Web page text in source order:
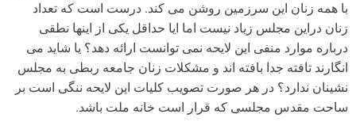
با همه زنان این سرزمین روشن می کند. درست است که تعداد
زنان دراین مجلس زیاد نیست اما ایا حداقل یکی از اینها نطقی
درباره موارد منفی این لایحه نمی توانست ارائه دهد؟ یا شاید می
انگارند تافته جدا بافته اند و مشکلات زنان جامعه ربطی به مجلس
نشینان ندارد؟ در هر صورت تصویب کلیات این لایحه ننگی است بر
ساحت مقدس مجلسی که قرار است خانه ملت باشد.